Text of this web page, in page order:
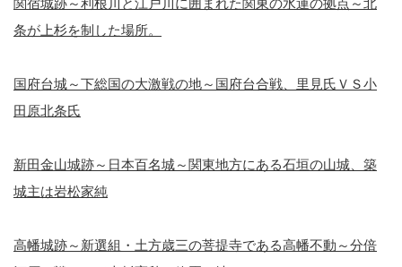
関宿城跡～利根川と江戸川に囲まれた関東の水運の拠点～北
条が上杉を制した場所。
国府台城～下総国の大激戦の地～国府台合戦、里見氏ＶＳ小
田原北条氏
新田金山城跡～日本百名城～関東地方にある石垣の山城、築
城主は岩松家純
高幡城跡～新選組・土方歳三の菩提寺である高幡不動～分倍